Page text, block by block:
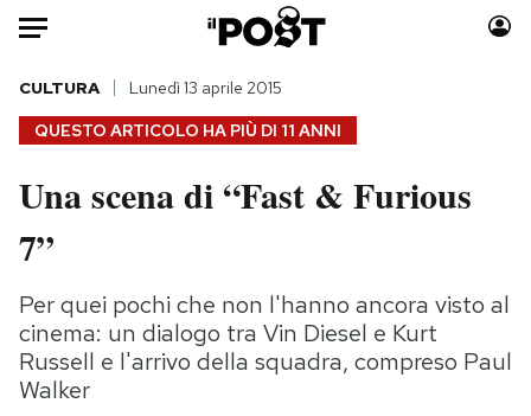
Auto
HOME
Italia
Tecnologia
Internet
Scienza
Cultura
Moda
Storie/Idee
Ok Boomer!
Media
QUESTO ARTICOLO HA PIÙ DI 11 ANNI
CULTURA Lunedì 13 aprile 2015
Una scena di “Fast & Furious
7”
Per quei pochi che non l'hanno ancora visto al
cinema: un dialogo tra Vin Diesel e Kurt
Russell e l'arrivo della squadra, compreso Paul
Walker